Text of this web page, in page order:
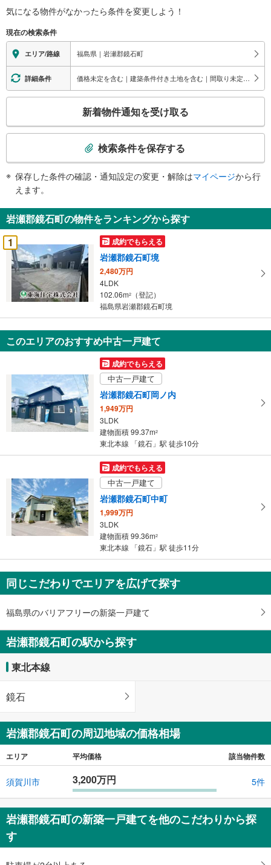
町
関
す
る
情
報
気になる物件がなかったら条件を変更しよう！
現在の検索条件
エリア/路線 福島県｜岩瀬郡鏡石町
詳細条件 価格未定を含む｜建築条件付き土地を含む｜間取り未定を含む｜バリアフリー住宅
検
知
を
受
け
取
る
条
件
を
マ
ジ
に
保
存
新着物件通知を受け取る
検索条件を保存する
保存した条件の確認・通知設定の変更・解除はマイページから行
えます。
岩瀬郡鏡石町の物件をランキングから探す
1
成約でもらえる
岩瀬郡鏡石町境
2,480万円
4LDK
102.06m2
（登記）
福島県岩瀬郡鏡石町境
このエリアのおすすめ中古一戸建て
成約でもらえる
中古一戸建て
岩瀬郡鏡石町岡ノ内
1,949万円
3LDK
建物面積 99.37m2
東北本線 「鏡石」駅 徒歩10分
成約でもらえる
中古一戸建て
岩瀬郡鏡石町中町
1,999万円
3LDK
建物面積 99.36m2
東北本線 「鏡石」駅 徒歩11分
同じこだわりでエリアを広げて探す
福島県のバリアフリーの新築一戸建て
岩瀬郡鏡石町の駅から探す
東北本線
鏡石
岩瀬郡鏡石町の周辺地域の価格相場
エリア 平均価格 該当物件数
須賀川市 3,200万円 5件
岩瀬郡鏡石町の新築一戸建てを他のこだわりから探
す